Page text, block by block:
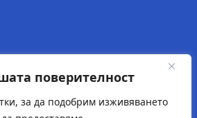
поверителност
за да подобрим изживяването